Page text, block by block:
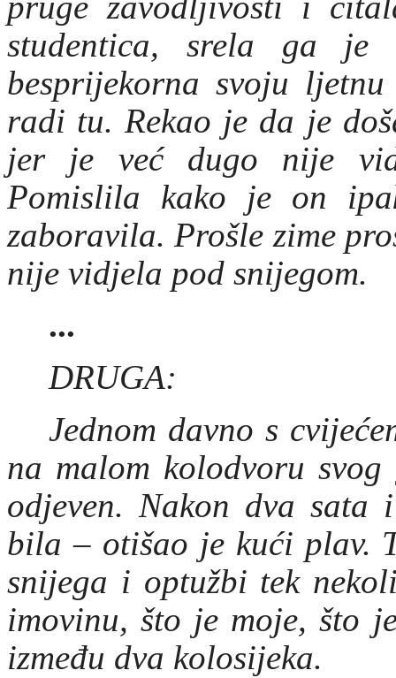
studentica, srela ga je
besprijekorna svoju
radi tu. Rekao je da je
jer je već dugo nije
Pomislila kako je on
zaboravila. Prošle zime
nije vidjela pod snijegom.
...
DRUGA:
Jednom davno s
na malom kolodvoru
odjeven. Nakon dva
bila – otišao je kući plav.
snijega i optužbi tek
imovinu, što je moje, što
između dva kolosijeka.